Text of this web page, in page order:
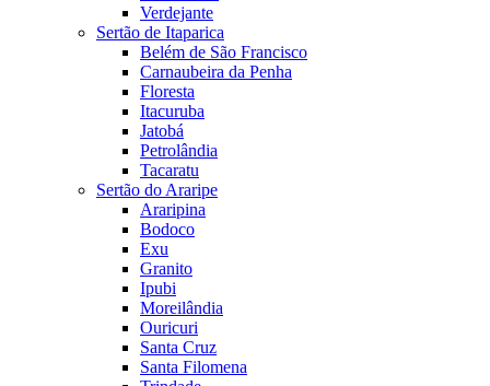
Verdejante
Sertão de Itaparica
Belém de São Francisco
Carnaubeira da Penha
Floresta
Itacuruba
Jatobá
Petrolândia
Tacaratu
Sertão do Araripe
Araripina
Bodoco
Exu
Granito
Ipubi
Moreilândia
Ouricuri
Santa Cruz
Santa Filomena